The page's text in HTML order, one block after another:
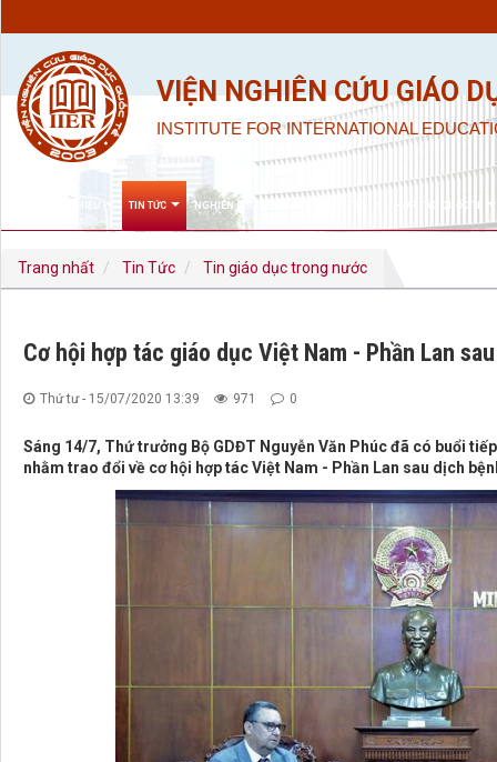
VIỆN NGHIÊN CỨU GIÁO
INSTITUTE FOR INTERNATIONAL
TIN TỨC NGHIÊN CỨU KHOA HỌC & ĐÀO TẠO HỢP TÁC QUỐC TẾ
Trang nhất Tin Tức Tin giáo dục trong nước
Cơ hội hợp tác giáo dục Việt Nam - Phần Lan
Thứ tư - 15/07/2020 13:39 971 0
Sáng 14/7, Thứ trưởng Bộ GDĐT Nguyễn Văn Phúc đã có buổi
nhằm trao đổi về cơ hội hợp tác Việt Nam - Phần Lan sau dịch